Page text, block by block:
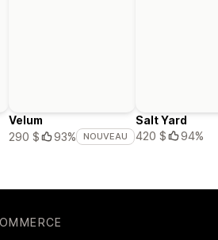
Velum
290 $
93% NOUVEAU
Salt Yard
420 $
94%